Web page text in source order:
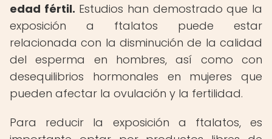
edad fértil. Estudios han demostrado que la
exposición a ftalatos puede estar
relacionada con la disminución de la calidad
del esperma en hombres, así como con
desequilibrios hormonales en mujeres que
pueden afectar la ovulación y la fertilidad.
Para reducir la exposición a ftalatos, es